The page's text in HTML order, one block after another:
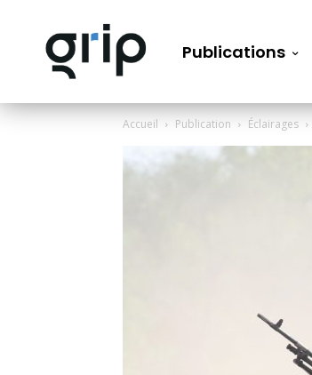
Publications
Accueil Publication Éclairages